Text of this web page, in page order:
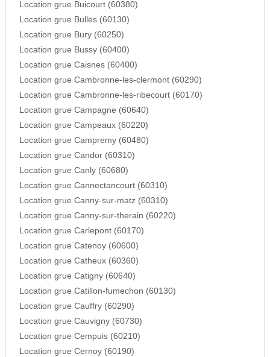
Location grue Buicourt (60380)
Location grue Bulles (60130)
Location grue Bury (60250)
Location grue Bussy (60400)
Location grue Caisnes (60400)
Location grue Cambronne-les-clermont (60290)
Location grue Cambronne-les-ribecourt (60170)
Location grue Campagne (60640)
Location grue Campeaux (60220)
Location grue Campremy (60480)
Location grue Candor (60310)
Location grue Canly (60680)
Location grue Cannectancourt (60310)
Location grue Canny-sur-matz (60310)
Location grue Canny-sur-therain (60220)
Location grue Carlepont (60170)
Location grue Catenoy (60600)
Location grue Catheux (60360)
Location grue Catigny (60640)
Location grue Catillon-fumechon (60130)
Location grue Cauffry (60290)
Location grue Cauvigny (60730)
Location grue Cempuis (60210)
Location grue Cernoy (60190)